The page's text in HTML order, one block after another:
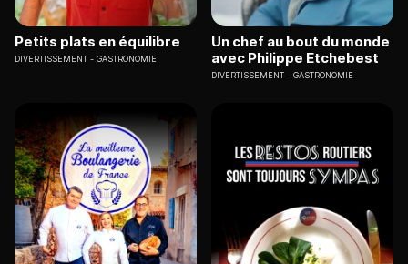
Petits plats en équilibre
DIVERTISSEMENT GASTRONOMIE
Un chef au bout du monde
avec Philippe Etchebest
DIVERTISSEMENT GASTRONOMIE